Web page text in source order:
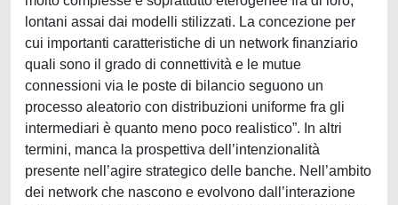
lontani assai dai modelli stilizzati. La concezione per
cui importanti caratteristiche di un network finanziario
quali sono il grado di connettività e le mutue
connessioni via le poste di bilancio seguono un
processo aleatorio con distribuzioni uniforme fra gli
intermediari è quanto meno poco realistico”. In altri
termini, manca la prospettiva dell’intenzionalità
presente nell’agire strategico delle banche. Nell’ambito
dei network che nascono e evolvono dall’interazione